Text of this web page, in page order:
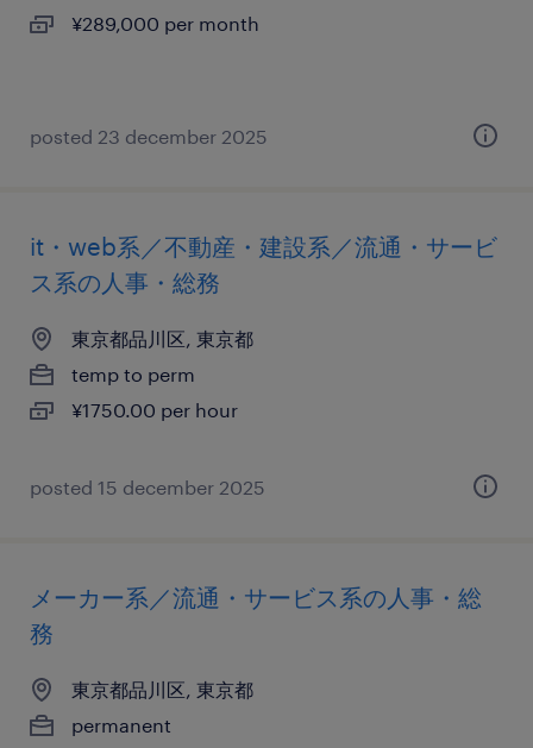
¥289,000 per month
posted 23 december 2025
it・web系／不動産・建設系／流通・サービ
ス系の人事・総務
東京都品川区, 東京都
temp to perm
¥1750.00 per hour
posted 15 december 2025
メーカー系／流通・サービス系の人事・総
務
東京都品川区, 東京都
permanent